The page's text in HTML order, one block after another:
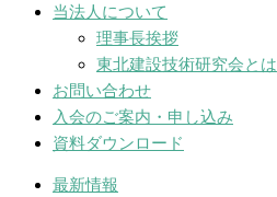
当法人について
理事長挨拶
東北建設技術研究会とは
お問い合わせ
入会のご案内・申し込み
資料ダウンロード
最新情報